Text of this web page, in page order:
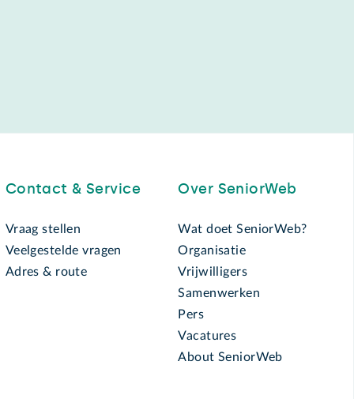
Contact & Service
Vraag stellen
Veelgestelde vragen
Adres & route
Over SeniorWeb
Wat doet SeniorWeb?
Organisatie
Vrijwilligers
Samenwerken
Pers
Vacatures
About SeniorWeb